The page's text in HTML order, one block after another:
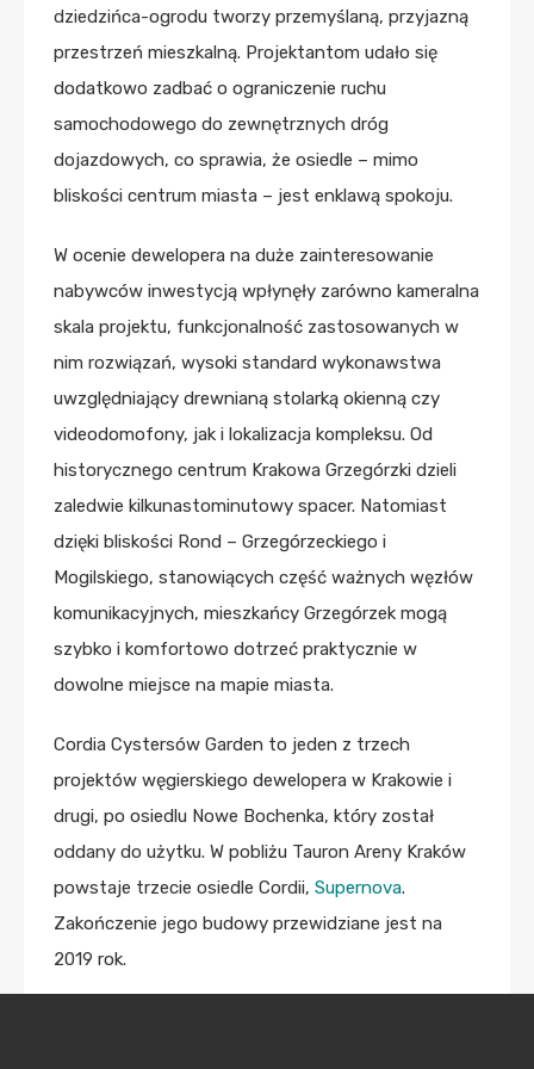
dziedzińca-ogrodu tworzy przemyślaną, przyjazną
przestrzeń mieszkalną. Projektantom udało się
dodatkowo zadbać o ograniczenie ruchu
samochodowego do zewnętrznych dróg
dojazdowych, co sprawia, że osiedle – mimo
bliskości centrum miasta – jest enklawą spokoju.
W ocenie dewelopera na duże zainteresowanie
nabywców inwestycją wpłynęły zarówno kameralna
skala projektu, funkcjonalność zastosowanych w
nim rozwiązań, wysoki standard wykonawstwa
uwzględniający drewnianą stolarką okienną czy
videodomofony, jak i lokalizacja kompleksu. Od
historycznego centrum Krakowa Grzegórzki dzieli
zaledwie kilkunastominutowy spacer. Natomiast
dzięki bliskości Rond – Grzegórzeckiego i
Mogilskiego, stanowiących część ważnych węzłów
komunikacyjnych, mieszkańcy Grzegórzek mogą
szybko i komfortowo dotrzeć praktycznie w
dowolne miejsce na mapie miasta.
Cordia Cystersów Garden to jeden z trzech
projektów węgierskiego dewelopera w Krakowie i
drugi, po osiedlu Nowe Bochenka, który został
oddany do użytku. W pobliżu Tauron Areny Kraków
powstaje trzecie osiedle Cordii, Supernova.
Zakończenie jego budowy przewidziane jest na
2019 rok.